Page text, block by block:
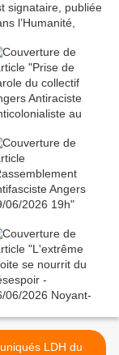
LDH du